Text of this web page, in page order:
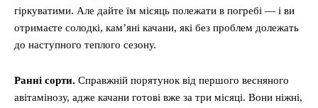
гіркуватими. Але дайте їм місяць полежати в погребі — і ви
отримаєте солодкі, кам’яні качани, які без проблем долежать
до наступного теплого сезону.
Ранні сорти. Справжній порятунок від першого весняного
авітамінозу, адже качани готові вже за три місяці. Вони ніжні,